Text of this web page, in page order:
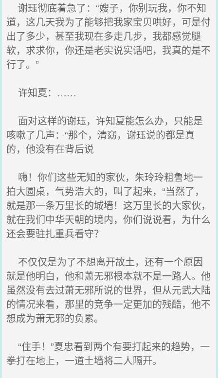
谢珏彻底着急了：“嫂子，你别玩我，你不知
道，这几天我为了能够把我家宝贝哄好，可是付
出了多少，甚至我现在多走几步，我都感觉腿
软，求求你，你还是老实说实话吧，我真的是不
行了。”
许知夏：……
面对这样的谢珏，许知夏能怎么办，只能是
咳嗽了几声：“那个，清窈，谢珏说的都是真
的，他没有在背后说
嗨！你们这些无知的家伙，朱玲玲粗鲁地一
拍大圆桌，气势浩大的，叫了起来，“当然了，
就是那一条万里长的城墙！这万里长的大家伙，
就在我们中华天朝的境内，你们说说看，为什么
还会要驻扎重兵看守？
不仅仅是为了不想离开故土，还有一个原因
就是他明白，他和萧无邪根本就不是一路人。他
虽然没有去过萧无邪所说的世界，但从元武大陆
的情况来看，那里的竞争一定更加的残酷，他不
想成为萧无邪的负累。
“住手！”夏忠看到两个有要打起来的趋势，一
拳打在地上，一道土墙将二人隔开。